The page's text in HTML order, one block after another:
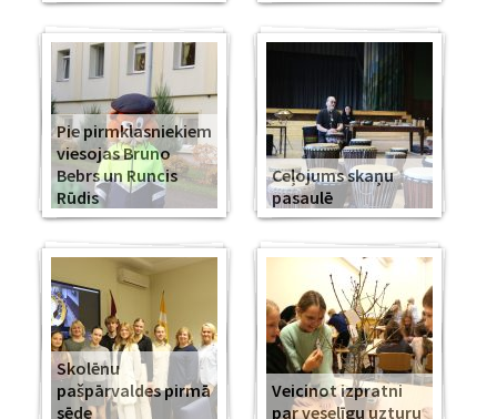
Pie pirmklasniekiem
viesojas Bruno
Bebrs un Runcis
Rūdis
Ceļojums skaņu
pasaulē
Skolēnu
pašpārvaldes pirmā
sēde
Veicinot izpratni
par veselīgu uzturu